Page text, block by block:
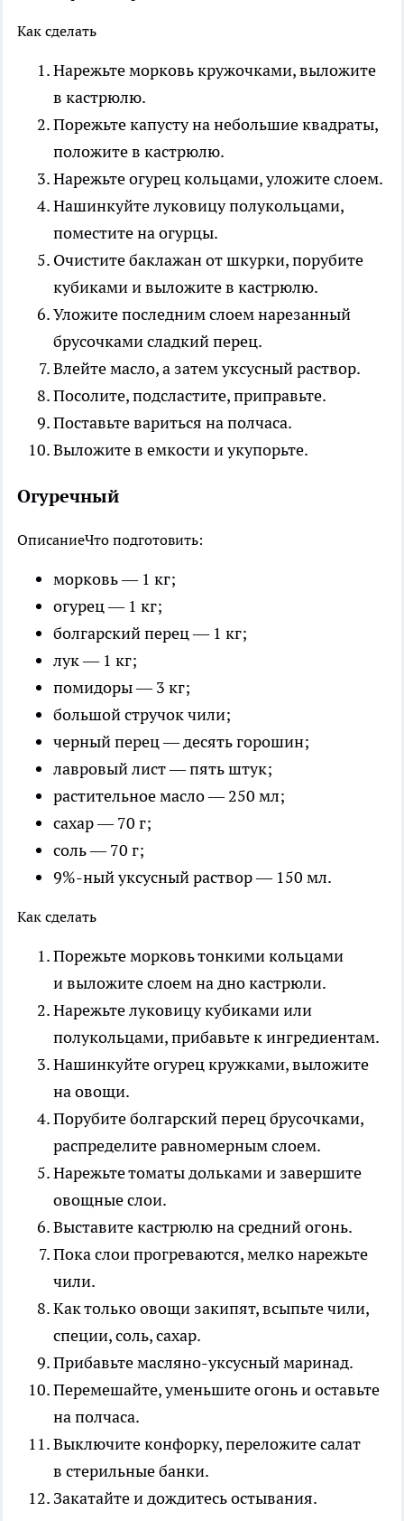
Как сделать
Нарежьте морковь кружочками, выложите
в кастрюлю.
Порежьте капусту на небольшие квадраты,
положите в кастрюлю.
Нарежьте огурец кольцами, уложите слоем.
Нашинкуйте луковицу полукольцами,
поместите на огурцы.
Очистите баклажан от шкурки, порубите
кубиками и выложите в кастрюлю.
Уложите последним слоем нарезанный
брусочками сладкий перец.
Влейте масло, а затем уксусный раствор.
Посолите, подсластите, приправьте.
Поставьте вариться на полчаса.
Выложите в емкости и укупорьте.
Огуречный
ОписаниеЧто подготовить:
морковь — 1 кг;
огурец — 1 кг;
болгарский перец — 1 кг;
лук — 1 кг;
помидоры — 3 кг;
большой стручок чили;
черный перец — десять горошин;
лавровый лист — пять штук;
растительное масло — 250 мл;
сахар — 70 г;
соль — 70 г;
9%-ный уксусный раствор — 150 мл.
Как сделать
Порежьте морковь тонкими кольцами
и выложите слоем на дно кастрюли.
Нарежьте луковицу кубиками или
полукольцами, прибавьте к ингредиентам.
Нашинкуйте огурец кружками, выложите
на овощи.
Порубите болгарский перец брусочками,
распределите равномерным слоем.
Нарежьте томаты дольками и завершите
овощные слои.
Выставите кастрюлю на средний огонь.
Пока слои прогреваются, мелко нарежьте
чили.
Как только овощи закипят, всыпьте чили,
специи, соль, сахар.
Прибавьте масляно-уксусный маринад.
Перемешайте, уменьшите огонь и оставьте
на полчаса.
Выключите конфорку, переложите салат
в стерильные банки.
Закатайте и дождитесь остывания.